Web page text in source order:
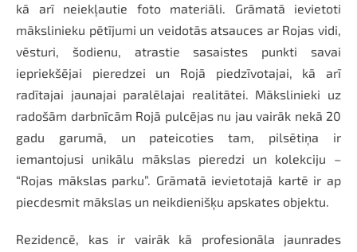
kā arī neiekļautie foto materiāli. Grāmatā ievietoti
mākslinieku pētījumi un veidotās atsauces ar Rojas vidi,
vēsturi, šodienu, atrastie sasaistes punkti savai
iepriekšējai pieredzei un Rojā piedzīvotajai, kā arī
radītajai jaunajai paralēlajai realitātei. Mākslinieki uz
radošām darbnīcām Rojā pulcējas nu jau vairāk nekā 20
gadu garumā, un pateicoties tam, pilsētiņa ir
iemantojusi unikālu mākslas pieredzi un kolekciju –
“Rojas mākslas parku”. Grāmatā ievietotajā kartē ir ap
piecdesmit mākslas un neikdienišķu apskates objektu.
Rezidencē, kas ir vairāk kā profesionāla jaunrades